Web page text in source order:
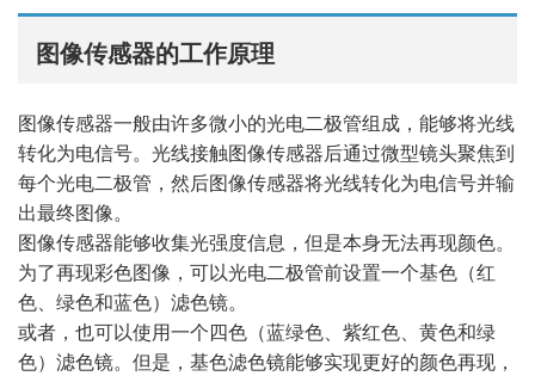
图像传感器的工作原理
图像传感器一般由许多微小的光电二极管组成，能够将光线
转化为电信号。光线接触图像传感器后通过微型镜头聚焦到
每个光电二极管，然后图像传感器将光线转化为电信号并输
出最终图像。
图像传感器能够收集光强度信息，但是本身无法再现颜色。
为了再现彩色图像，可以光电二极管前设置一个基色（红
色、绿色和蓝色）滤色镜。
或者，也可以使用一个四色（蓝绿色、紫红色、黄色和绿
色）滤色镜。但是，基色滤色镜能够实现更好的颜色再现，